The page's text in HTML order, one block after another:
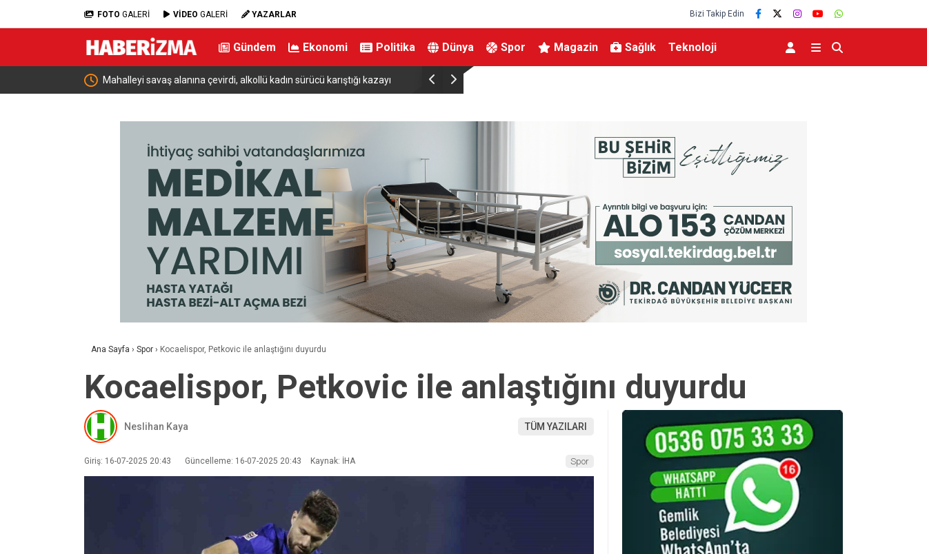
FOTO GALERİ VİDEO GALERİ YAZARLAR Bizi Takip Edin
Gündem Ekonomi Politika Dünya Spor Magazin Sağlık Teknoloji
Bakan Işıkhan ve ASKON Arasında Nitelikli İş Gücü İş Birliği Yeni Parti’nin İnegöl’de Kurucu Başkanı Erkan Dönmez Oldu.
Ana Sayfa › Spor › Kocaelispor, Petkovic ile anlaştığını duyurdu
Kocaelispor, Petkovic ile anlaştığını duyurdu
Neslihan Kaya TÜM YAZILARI
Giriş: 16-07-2025 20:43 Güncelleme: 16-07-2025 20:43 Kaynak: İHA Spor